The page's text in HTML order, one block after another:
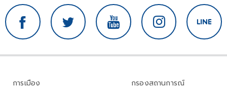
การเมือง
กรองสถานการณ์